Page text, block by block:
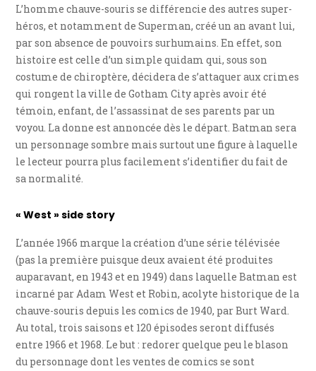
L’homme chauve-souris se différencie des autres super-
héros, et notamment de Superman, créé un an avant lui,
par son absence de pouvoirs surhumains. En effet, son
histoire est celle d’un simple quidam qui, sous son
costume de chiroptère, décidera de s’attaquer aux crimes
qui rongent la ville de Gotham City après avoir été
témoin, enfant, de l’assassinat de ses parents par un
voyou. La donne est annoncée dès le départ. Batman sera
un personnage sombre mais surtout une figure à laquelle
le lecteur pourra plus facilement s’identifier du fait de
sa normalité.
« West » side story
L’année 1966 marque la création d’une série télévisée
(pas la première puisque deux avaient été produites
auparavant, en 1943 et en 1949) dans laquelle Batman est
incarné par Adam West et Robin, acolyte historique de la
chauve-souris depuis les comics de 1940, par Burt Ward.
Au total, trois saisons et 120 épisodes seront diffusés
entre 1966 et 1968. Le but : redorer quelque peu le blason
du personnage dont les ventes de comics se sont